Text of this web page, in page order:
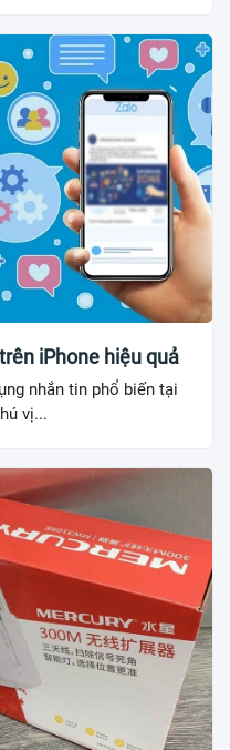
iPhone hiệu quả
nhắn tin phổ biến tại
vị...